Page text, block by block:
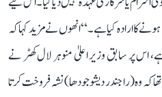
کا ارادہ کیا ہے۔‘‘ انھوں نے مزید کہا کہ
پر سابق وزیر اعلیٰ منوہر لال کھٹر نے
کہ وہ (راجندر دیشوجودھا) نشہ فروخت کرتا